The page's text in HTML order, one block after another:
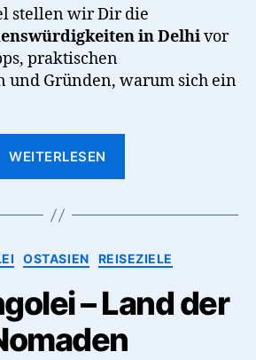
stellen wir Dir die
in Delhivor
praktischen
und Gründen, warum sich ein
WEITERLESEN
einer
nicht
fehlen
darf”
Kategorien
OSTASIEN REISEZIELE
– Land der